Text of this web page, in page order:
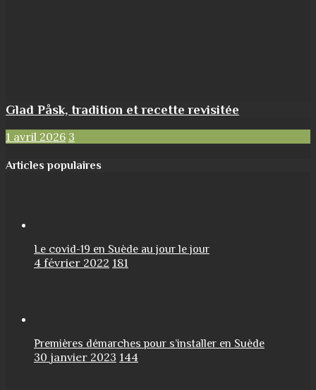
Glad Påsk, tradition et recette revisitée
1 avril 2026 3
Articles populaires
Le covid-19 en Suède au jour le jour
4 février 2022 181
Premières démarches pour s’installer en Suède
30 janvier 2023 144